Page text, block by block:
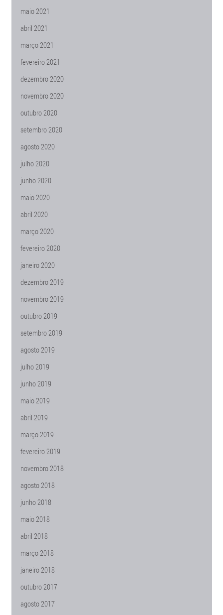
maio 2021
abril 2021
março 2021
fevereiro 2021
dezembro 2020
novembro 2020
outubro 2020
setembro 2020
agosto 2020
julho 2020
junho 2020
maio 2020
abril 2020
março 2020
fevereiro 2020
janeiro 2020
dezembro 2019
novembro 2019
outubro 2019
setembro 2019
agosto 2019
julho 2019
junho 2019
maio 2019
abril 2019
março 2019
fevereiro 2019
novembro 2018
agosto 2018
junho 2018
maio 2018
abril 2018
março 2018
janeiro 2018
outubro 2017
agosto 2017